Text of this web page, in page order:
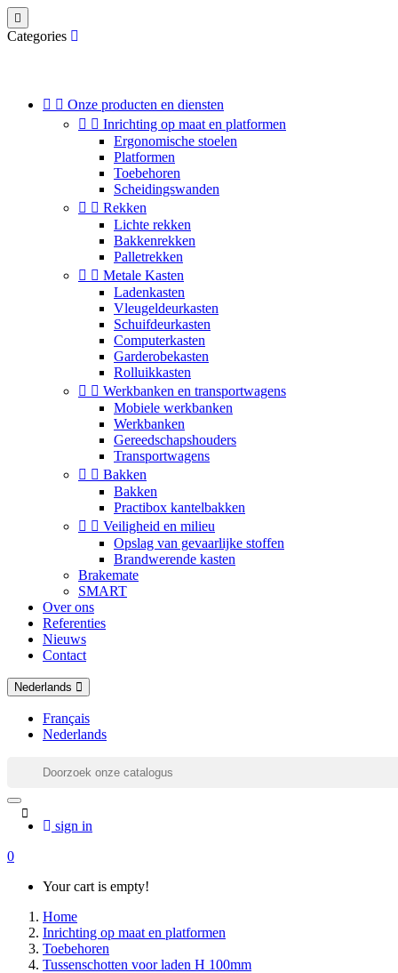

Categories
  Onze producten en diensten
  Inrichting op maat en platformen
Ergonomische stoelen
Platformen
Toebehoren
Scheidingswanden
  Rekken
Lichte rekken
Bakkenrekken
Palletrekken
  Metale Kasten
Ladenkasten
Vleugeldeurkasten
Schuifdeurkasten
Computerkasten
Garderobekasten
Rolluikkasten
  Werkbanken en transportwagens
Mobiele werkbanken
Werkbanken
Gereedschapshouders
Transportwagens
  Bakken
Bakken
Practibox kantelbakken
  Veiligheid en milieu
Opslag van gevaarlijke stoffen
Brandwerende kasten
Brakemate
SMART
Over ons
Referenties
Nieuws
Contact
Nederlands
Français
Nederlands
sign in
0
Your cart is empty!
Home
Inrichting op maat en platformen
Toebehoren
Tussenschotten voor laden H 100mm